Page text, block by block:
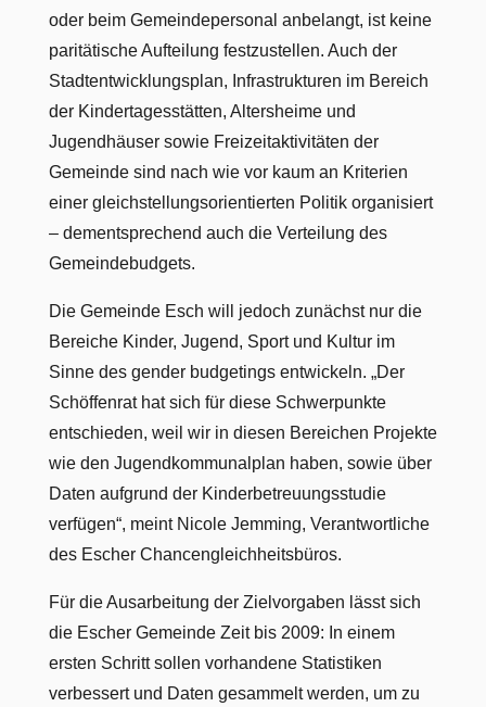
oder beim Gemeindepersonal anbelangt, ist keine
paritätische Aufteilung festzustellen. Auch der
Stadtentwicklungsplan, Infrastrukturen im Bereich
der Kindertagesstätten, Altersheime und
Jugendhäuser sowie Freizeitaktivitäten der
Gemeinde sind nach wie vor kaum an Kriterien
einer gleichstellungsorientierten Politik organisiert
– dementsprechend auch die Verteilung des
Gemeindebudgets.
Die Gemeinde Esch will jedoch zunächst nur die
Bereiche Kinder, Jugend, Sport und Kultur im
Sinne des gender budgetings entwickeln. „Der
Schöffenrat hat sich für diese Schwerpunkte
entschieden, weil wir in diesen Bereichen Projekte
wie den Jugendkommunalplan haben, sowie über
Daten aufgrund der Kinderbetreuungsstudie
verfügen“, meint Nicole Jemming, Verantwortliche
des Escher Chancengleichheitsbüros.
Für die Ausarbeitung der Zielvorgaben lässt sich
die Escher Gemeinde Zeit bis 2009: In einem
ersten Schritt sollen vorhandene Statistiken
verbessert und Daten gesammelt werden, um zu